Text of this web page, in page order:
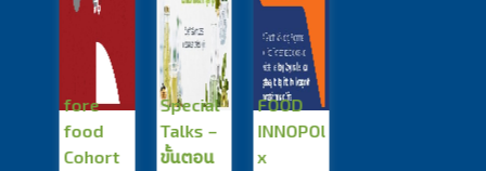
fore
food
Cohort
Special
Talks –
ขั้นตอน
FOOD
INNOPOLIS
x